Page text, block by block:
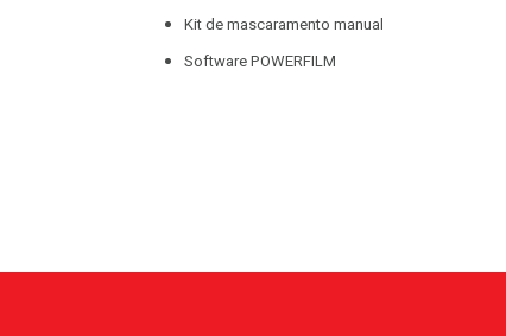
Kit de mascaramento manual
Software POWERFILM